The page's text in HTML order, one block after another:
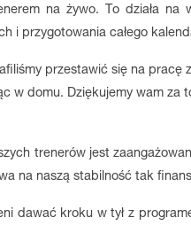
na żywo. To działa na
i przygotowania całego
przestawić się na pracę
w domu. Dziękujemy wam za
trenerów jest
na naszą stabilność tak
dawać kroku w tył z